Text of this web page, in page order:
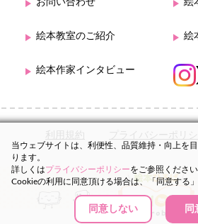
お問い合わせ 絵
絵本教室のご紹介 絵
絵本作家インタビュー
利用規約 プライバシーポリ
当ウェブサイトは、利便性、品質維持・向上を
ります。
詳しくはプライバシーポリシーをご参照ください
Cookieの利用に同意頂ける場合は、「同意する
同意しない 同